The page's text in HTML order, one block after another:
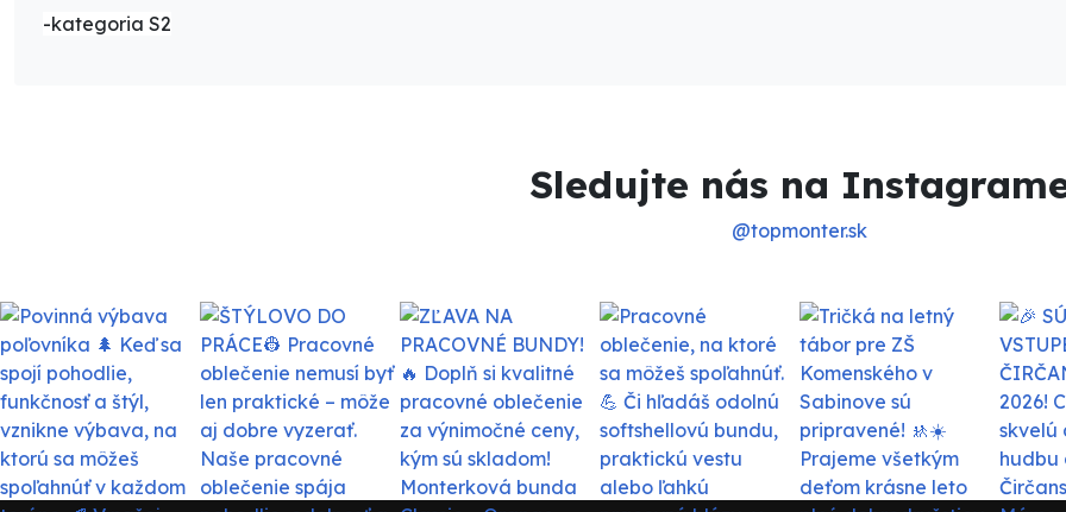
-kategoria S2
Sledujte nás na
@topmonter.sk